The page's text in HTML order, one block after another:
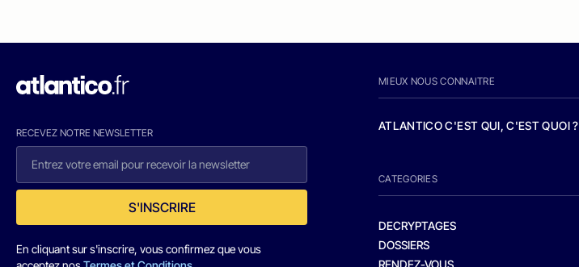
RECEVEZ NOTRE NEWSLETTER
S'INSCRIRE
En cliquant sur s'inscrire, vous confirmez que vous
MIEUX NOUS CONNAITRE
ATLANTICO C'EST QUI, C'EST QUOI ?
CATEGORIES
DECRYPTAGES
DOSSIERS
RENDEZ-VOUS